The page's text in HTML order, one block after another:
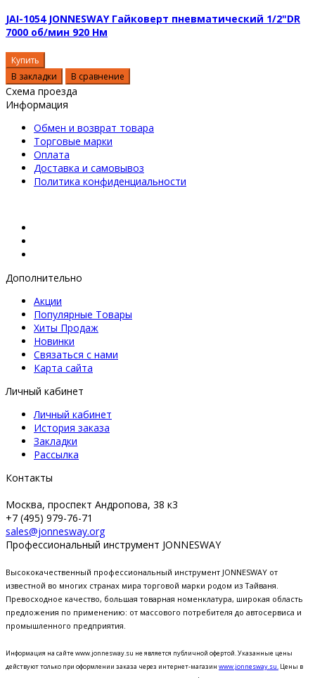
JAI-1054 JONNESWAY Гайковерт пневматический 1/2"DR
7000 об/мин 920 Нм
Купить
В закладки
В сравнение
Схема проезда
Информация
Обмен и возврат товара
Торговые марки
Оплата
Доставка и самовывоз
Политика конфиденциальности
Дополнительно
Акции
Популярные Товары
Хиты Продаж
Новинки
Связаться с нами
Карта сайта
Личный кабинет
Личный кабинет
История заказа
Закладки
Рассылка
Контакты
Москва, проспект Андропова, 38 к3
+7 (495) 979-76-71
sales@jonnesway.org
Профессиональный инструмент JONNESWAY
Высококачественный профессиональный инструмент JONNESWAY от
известной во многих странах мира торговой марки родом из Тайваня.
Превосходное качество, большая товарная номенклатура, широкая область
предложения по применению: от массового потребителя до автосервиса и
промышленного предприятия.
Информация на сайте www.jonnesway.su не является публичной офертой. Указанные цены
действуют только при оформлении заказа через интернет-магазин www.jonnesway.su. Цены в